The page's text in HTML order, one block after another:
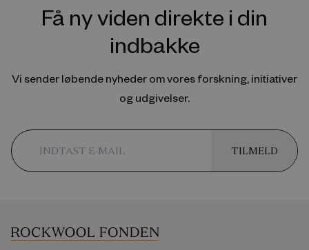
Få ny viden direkte i din
indbakke
Vi sender løbende nyheder om vores forskning, initiativer
og udgivelser.
TILMELD